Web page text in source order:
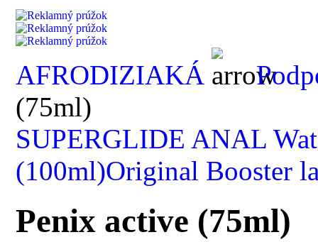
AFRODIZIAKÁ
(75ml)
SUPERGLIDE ANAL
(100ml)Original Booster
Penix active (75ml)